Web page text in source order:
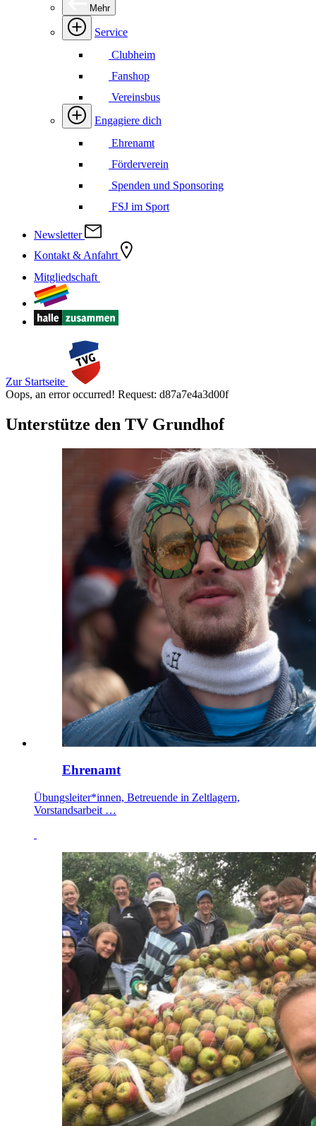
Mehr
Service
Clubheim
Fanshop
Vereinsbus
Engagiere dich
Ehrenamt
Förderverein
Spenden und Sponsoring
FSJ im Sport
Newsletter
Kontakt & Anfahrt
Mitgliedschaft
Zur Startseite
Oops, an error occurred! Request: d87a7e4a3d00f
Unterstütze den TV Grundhof
Ehrenamt
Übungsleiter*innen, Betreuende in Zeltlagern,
Vorstandsarbeit …